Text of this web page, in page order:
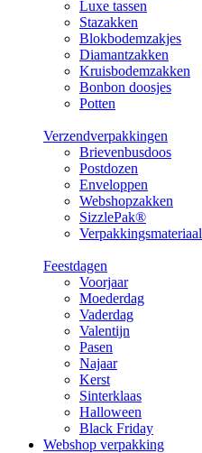
Luxe tassen
Stazakken
Blokbodemzakjes
Diamantzakken
Kruisbodemzakken
Bonbon doosjes
Potten
Verzendverpakkingen
Brievenbusdoos
Postdozen
Enveloppen
Webshopzakken
SizzlePak®
Verpakkingsmateriaal
Feestdagen
Voorjaar
Moederdag
Vaderdag
Valentijn
Pasen
Najaar
Kerst
Sinterklaas
Halloween
Black Friday
Webshop verpakking